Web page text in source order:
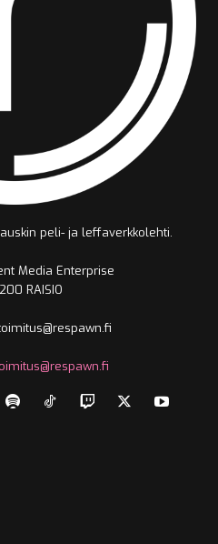
peli- ja leffaverkkolehti.
Media Enterprise
RAISIO